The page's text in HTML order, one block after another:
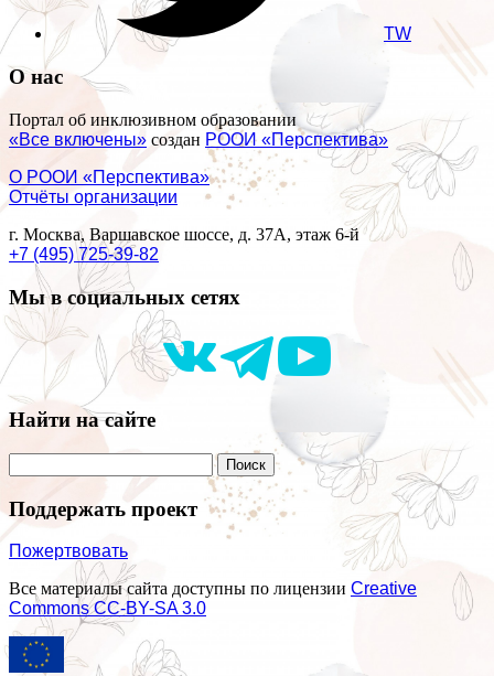
TW
О нас
Портал об инклюзивном образовании
«Все включены» создан РООИ «Перспектива»
О РООИ «Перспектива»
Отчёты организации
г. Москва, Варшавское шоссе, д. 37А, этаж 6-й
+7 (495) 725-39-82
Мы в социальных сетях
Найти на сайте
Поддержать проект
Пожертвовать
Все материалы сайта доступны по лицензии Creative
Commons СС-BY-SA 3.0